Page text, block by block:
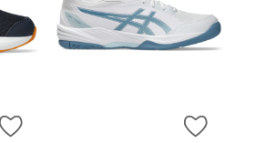
ZUR WUNSCHLISTE HINZUFÜGEN
ZUR